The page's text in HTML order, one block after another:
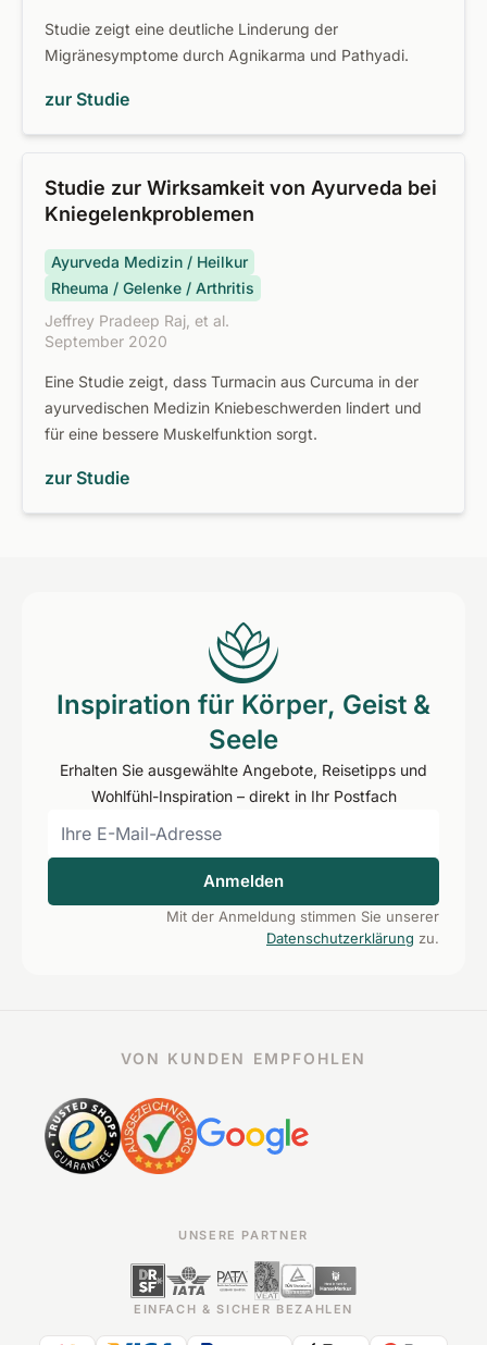
Studie zeigt eine deutliche Linderung der
Migränesymptome durch Agnikarma und Pathyadi.
zur Studie
Studie zur Wirksamkeit von Ayurveda bei
Kniegelenkproblemen
Ayurveda Medizin / Heilkur
Rheuma / Gelenke / Arthritis
Jeffrey Pradeep Raj, et al.
September 2020
Eine Studie zeigt, dass Turmacin aus Curcuma in der
ayurvedischen Medizin Kniebeschwerden lindert und
für eine bessere Muskelfunktion sorgt.
zur Studie
Inspiration für Körper, Geist &
Seele
Erhalten Sie ausgewählte Angebote, Reisetipps und
Wohlfühl-Inspiration – direkt in Ihr Postfach
Anmelden
Mit der Anmeldung stimmen Sie unserer
Datenschutzerklärung zu.
VON KUNDEN EMPFOHLEN
UNSERE PARTNER
EINFACH & SICHER BEZAHLEN